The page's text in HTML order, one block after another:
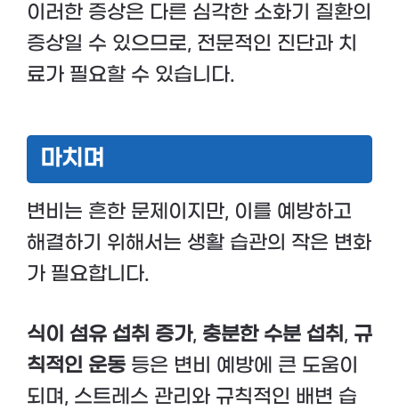
이러한 증상은 다른 심각한 소화기 질환의
증상일 수 있으므로, 전문적인 진단과 치
료가 필요할 수 있습니다.
마치며
변비는 흔한 문제이지만, 이를 예방하고
해결하기 위해서는 생활 습관의 작은 변화
가 필요합니다.
식이 섬유 섭취 증가, 충분한 수분 섭취 , 규
칙적인 운동 등은 변비 예방에 큰 도움이
되며, 스트레스 관리와 규칙적인 배변 습